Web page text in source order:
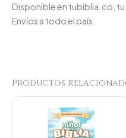
Disponible en tubiblia.co, tu
Envíos a todo el país.
Productos